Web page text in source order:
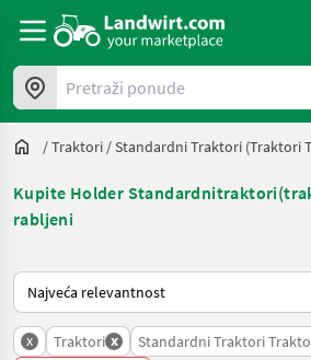
Pretraži ponude
/Traktori /Standardni Traktori (traktori
Kupite Holder
rabljeni
Tako se sortira na Landwirt.com
x Traktori x Standardni Traktori